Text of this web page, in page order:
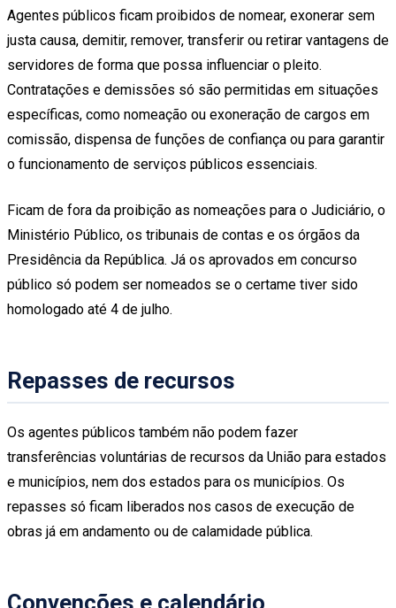
Agentes públicos ficam proibidos de nomear, exonerar sem
justa causa, demitir, remover, transferir ou retirar vantagens de
servidores de forma que possa influenciar o pleito.
Contratações e demissões só são permitidas em situações
específicas, como nomeação ou exoneração de cargos em
comissão, dispensa de funções de confiança ou para garantir
o funcionamento de serviços públicos essenciais.
Ficam de fora da proibição as nomeações para o Judiciário, o
Ministério Público, os tribunais de contas e os órgãos da
Presidência da República. Já os aprovados em concurso
público só podem ser nomeados se o certame tiver sido
homologado até 4 de julho.
Repasses de recursos
Os agentes públicos também não podem fazer
transferências voluntárias de recursos da União para estados
e municípios, nem dos estados para os municípios. Os
repasses só ficam liberados nos casos de execução de
obras já em andamento ou de calamidade pública.